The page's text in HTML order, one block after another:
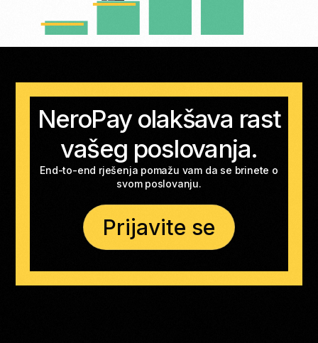
NeroPay olakšava rast
vašeg poslovanja.
End-to-end rješenja pomažu vam da se brinete o
svom poslovanju.
Prijavite se